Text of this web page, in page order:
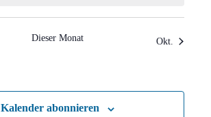
Dieser Monat Okt.
Kalender abonnieren